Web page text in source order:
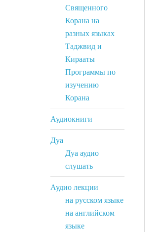
Священного
Корана на
разных языках
Таджвид и
Кирааты
Программы по
изучению
Корана
Аудиокниги
Дуа
Дуа аудио
слушать
Аудио лекции
на русском языке
на английском
языке